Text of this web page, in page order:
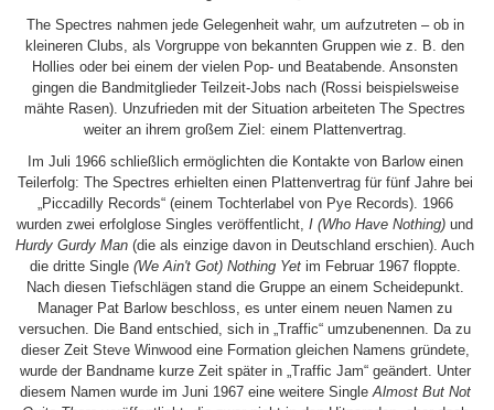
The Spectres nahmen jede Gelegenheit wahr, um aufzutreten – ob in
kleineren Clubs, als Vorgruppe von bekannten Gruppen wie z. B. den
Hollies oder bei einem der vielen Pop- und Beatabende. Ansonsten
gingen die Bandmitglieder Teilzeit-Jobs nach (Rossi beispielsweise
mähte Rasen). Unzufrieden mit der Situation arbeiteten The Spectres
weiter an ihrem großem Ziel: einem Plattenvertrag.
Im Juli 1966 schließlich ermöglichten die Kontakte von Barlow einen
Teilerfolg: The Spectres erhielten einen Plattenvertrag für fünf Jahre bei
„Piccadilly Records“ (einem Tochterlabel von Pye Records). 1966
wurden zwei erfolglose Singles veröffentlicht,I (Who Have Nothing) und
Hurdy Gurdy Man (die als einzige davon in Deutschland erschien). Auch
die dritte Single (We Ain't Got) Nothing Yetim Februar 1967 floppte.
Nach diesen Tiefschlägen stand die Gruppe an einem Scheidepunkt.
Manager Pat Barlow beschloss, es unter einem neuen Namen zu
versuchen. Die Band entschied, sich in „Traffic“ umzubenennen. Da zu
dieser Zeit Steve Winwood eine Formation gleichen Namens gründete,
wurde der Bandname kurze Zeit später in „Traffic Jam“ geändert. Unter
diesem Namen wurde im Juni 1967 eine weitere SingleAlmost But Not